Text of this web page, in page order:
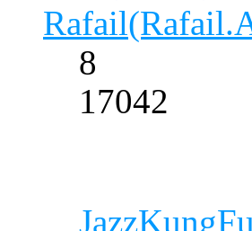
8
17042
JazzKungFu